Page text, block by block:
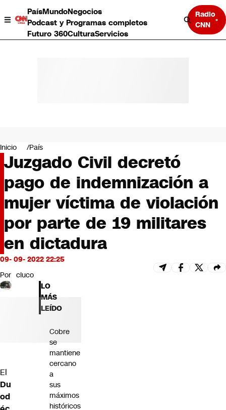
PaísMundoNegocios
Podcast y Programas completos
Futuro 360CulturaServicios
Radio
CNN
Negocios
Deportes
Programas completos
Cultura
Servicios
Bits
CNN Data
CNN tiempo
Futuro 360
Opinión
Inicio País
Juzgado Civil decretó
pago de indemnización a
mujer víctima de violación
por parte de 19 militares
en dictadura
09- 09- 2022 22:25
Por cluco
El
Du
od
LO
MÁS
LEÍDO
Cobre
se
mantiene
cercano
a
sus
máximos
históricos